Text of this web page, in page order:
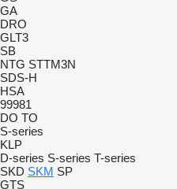
GA
DRO
GLT3
SB
NTG STTM3N
SDS-H
HSA
99981
DO TO
S-series
KLP
D-series S-series T-series
SKD SKM SP
GTS